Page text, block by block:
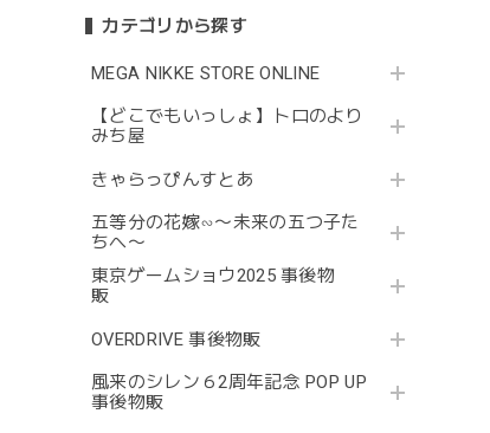
カテゴリから探す
MEGA NIKKE STORE ONLINE
【どこでもいっしょ】トロのより
みち屋
きゃらっぴんすとあ
五等分の花嫁∽〜未来の五つ子た
ちへ〜
東京ゲームショウ2025 事後物
販
OVERDRIVE 事後物販
風来のシレン６2周年記念 POP UP
事後物販